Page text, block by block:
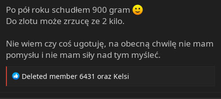
Po pół roku schudłem 900 gram
Do zlotu może zrzucę ze 2 kilo.
Nie wiem czy coś ugotuję, na obecną chwilę nie mam
pomysłu i nie mam siły nad tym myśleć.
R
Deleted member 6431 oraz Kelsi